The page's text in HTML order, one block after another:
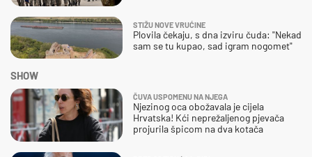
STIŽU NOVE VRUĆINE
Plovila čekaju, s dna izviru čuda: "Nekad
sam se tu kupao, sad igram nogomet"
SHOW
ČUVA USPOMENU NA NJEGA
Njezinog oca obožavala je cijela
Hrvatska! Kći neprežaljenog pjevača
projurila špicom na dva kotača